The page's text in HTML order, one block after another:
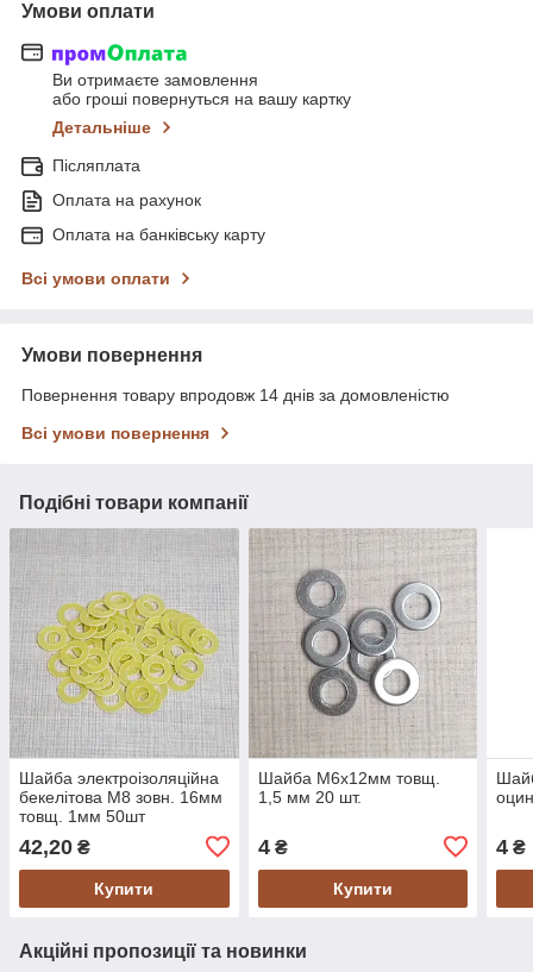
Умови оплати
Ви отримаєте замовлення
або гроші повернуться на вашу картку
Детальніше
Післяплата
Оплата на рахунок
Оплата на банківську карту
Всі умови оплати
Умови повернення
Повернення товару впродовж 14 днів за домовленістю
Всі умови повернення
Подібні товари компанії
Шайба электроізоляційна
бекелітова М8 зовн. 16мм
товщ. 1мм 50шт
42,20 ₴
Купити
Шайба М6х12мм товщ.
1,5 мм 20 шт.
4₴
Купити
4 ₴
Акційні пропозиції та новинки